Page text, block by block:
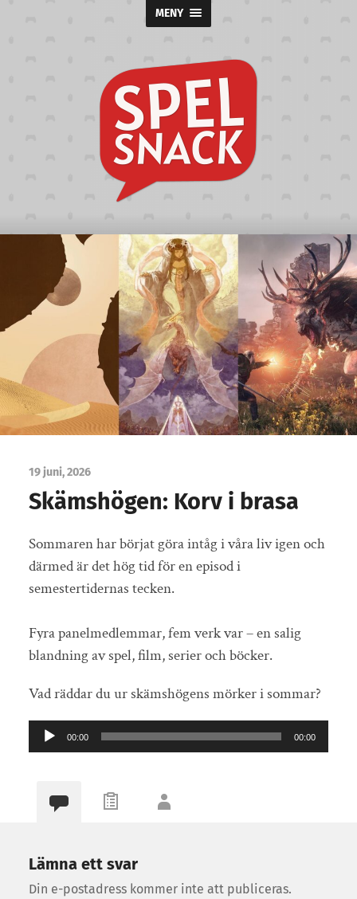
MENY
Spelsnack
19 juni, 2026
Skämshögen: Korv i brasa
Sommaren har börjat göra intåg i våra liv igen och
därmed är det hög tid för en episod i
semestertidernas tecken.
Fyra panelmedlemmar, fem verk var – en salig
blandning av spel, film, serier och böcker.
Vad räddar du ur skämshögens mörker i sommar?
Ljudspelare
00:00 00:00
Lämna ett svar
Din e-postadress kommer inte att publiceras.